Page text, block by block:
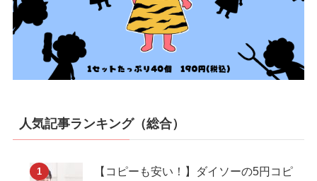
人気記事ランキング（総合）
【コピーも安い！】ダイソーの5円コピ